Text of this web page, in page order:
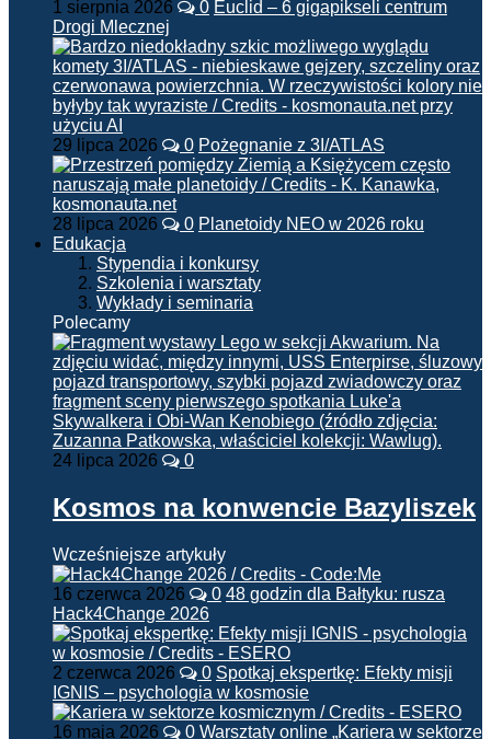
1 sierpnia 2026 0 Euclid – 6 gigapikseli centrum
Drogi Mlecznej
29 lipca 2026 0 Pożegnanie z 3I/ATLAS
28 lipca 2026 0 Planetoidy NEO w 2026 roku
Edukacja
Stypendia i konkursy
Szkolenia i warsztaty
Wykłady i seminaria
Polecamy
24 lipca 2026 0
Kosmos na konwencie Bazyliszek
Wcześniejsze artykuły
16 czerwca 2026 0 48 godzin dla Bałtyku: rusza
Hack4Change 2026
2 czerwca 2026 0 Spotkaj ekspertkę: Efekty misji
IGNIS – psychologia w kosmosie
16 maja 2026 0 Warsztaty online „Kariera w sektorze